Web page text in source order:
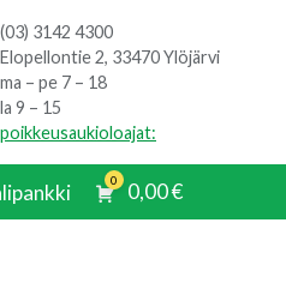
(03) 3142 4300
Elopellontie 2, 33470 Ylöjärvi
ma – pe 7 – 18
la 9 – 15
poikkeusaukioloajat:
0 0,00€